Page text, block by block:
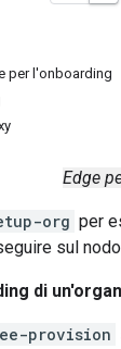
per l'onboarding
Edge
org per
sul
di
provision